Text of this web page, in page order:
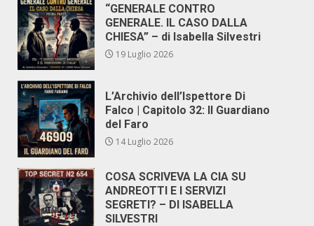
“GENERALE CONTRO
GENERALE. IL CASO DALLA
CHIESA” – di Isabella Silvestri
19 Luglio 2026
L’Archivio dell’Ispettore Di
Falco | Capitolo 32: Il Guardiano
del Faro
14 Luglio 2026
COSA SCRIVEVA LA CIA SU
ANDREOTTI E I SERVIZI
SEGRETI? – DI ISABELLA
SILVESTRI